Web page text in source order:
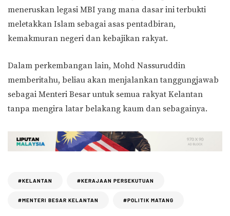
meneruskan legasi MBI yang mana dasar ini terbukti
meletakkan Islam sebagai asas pentadbiran,
kemakmuran negeri dan kebajikan rakyat.
Dalam perkembangan lain, Mohd Nassuruddin
memberitahu, beliau akan menjalankan tanggungjawab
sebagai Menteri Besar untuk semua rakyat Kelantan
tanpa mengira latar belakang kaum dan sebagainya.
#KELANTAN #KERAJAAN PERSEKUTUAN
#MENTERI BESAR KELANTAN #POLITIK MATANG